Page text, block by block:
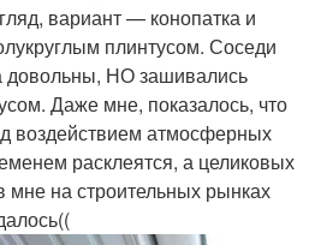
вариант — конопатка и
плинтусом. Соседи
довольны, НО зашивались
Даже мне, показалось, что
воздействием атмосферных
расклеятся, а целиковых
мне на строительных рынках